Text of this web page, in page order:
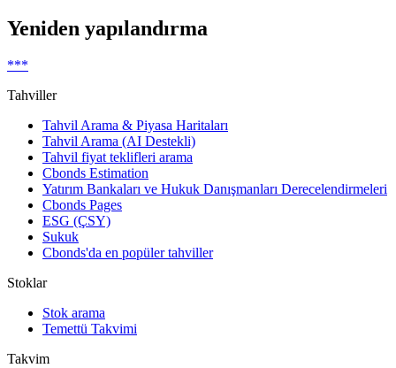
Yeniden yapılandırma
***
Tahviller
Tahvil Arama & Piyasa Haritaları
Tahvil Arama (AI Destekli)
Tahvil fiyat teklifleri arama
Cbonds Estimation
Yatırım Bankaları ve Hukuk Danışmanları Derecelendirmeleri
Cbonds Pages
ESG (ÇSY)
Sukuk
Cbonds'da en popüler tahviller
Stoklar
Stok arama
Temettü Takvimi
Takvim